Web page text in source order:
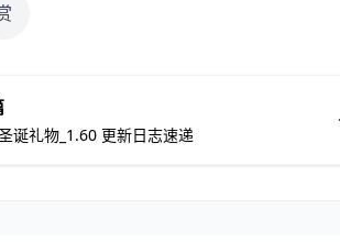
诞礼物_1.60 更新日志速递